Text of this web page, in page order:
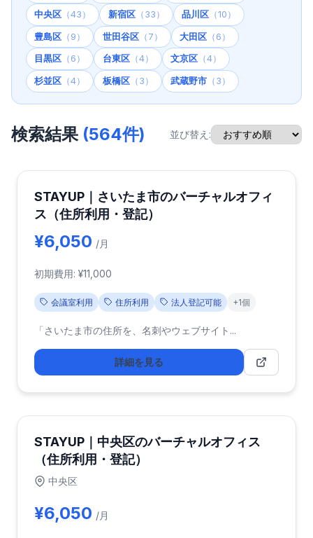
中央区 （43） 新宿区（33） 品川区（10）
豊島区 （9） 世田谷区（7） 大田区（6）
目黒区 （6） 台東区（4） 文京区（4）
杉並区 （4） 板橋区（3） 武蔵野市（3）
検索結果 (564件) 並び替え:
STAYUP｜さいたま市のバーチャルオフィ
ス（住所利用・登記）
¥6,050 /月
初期費用: ¥11,000
会議室利用 住所利用 法人登記可能 +1個
「さいたま市の住所を、名刺やウェブサイト...
詳細を見る
STAYUP｜中央区のバーチャルオフィス
（住所利用・登記）
中央区
¥6,050 /月